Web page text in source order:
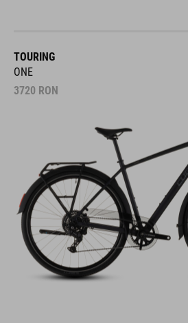
TOURING
ONE
3720 RON